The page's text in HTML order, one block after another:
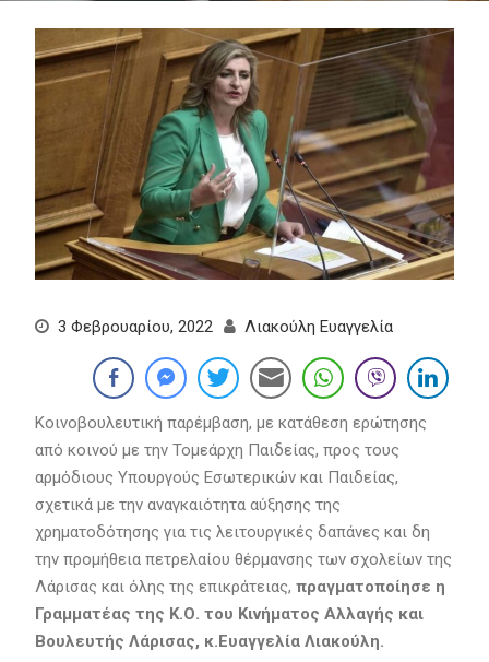
3 Φεβρουαρίου, 2022 Λιακούλη Ευαγγελία
Κοινοβουλευτική παρέμβαση, με κατάθεση ερώτησης
από κοινού με την Τομεάρχη Παιδείας, προς τους
αρμόδιους Υπουργούς Εσωτερικών και Παιδείας,
σχετικά με την αναγκαιότητα αύξησης της
χρηματοδότησης για τις λειτουργικές δαπάνες και δη
την προμήθεια πετρελαίου θέρμανσης των σχολείων της
Λάρισας και όλης της επικράτειας, πραγματοποίησε η
Γραμματέας της Κ.Ο. του Κινήματος Αλλαγής και
Βουλευτής Λάρισας, κ.Ευαγγελία Λιακούλη.